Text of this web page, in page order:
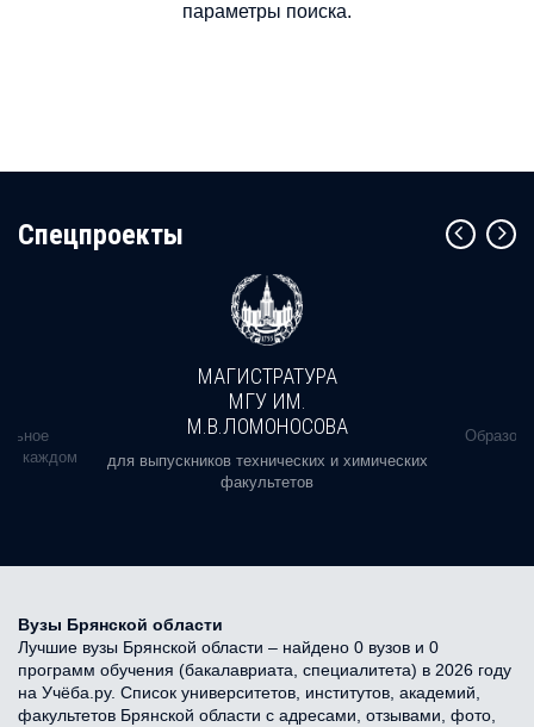
параметры поиска.
Cпецпроекты
в каждом
МАГИСТРАТУРА
МГУ ИМ.
М.В.ЛОМОНОСОВА
для выпускников технических и химических
факультетов
Вузы Брянской области
Лучшие вузы Брянской области – найдено 0 вузов и 0
программ обучения (бакалавриата, специалитета) в 2026 году
на Учёба.ру. Список университетов, институтов, академий,
факультетов Брянской области с адресами, отзывами, фото,